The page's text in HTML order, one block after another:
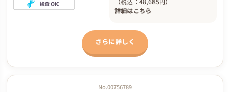
詳細はこちら
さらに詳しく
No.00756789